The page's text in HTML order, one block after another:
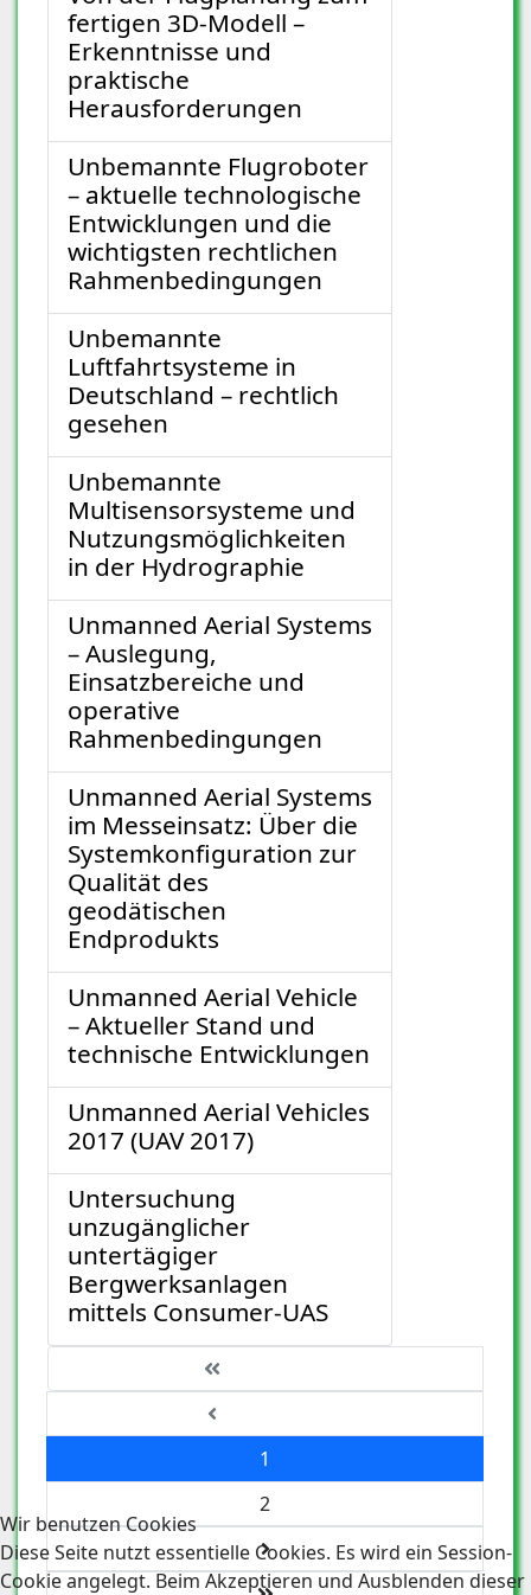
fertigen 3D-Modell –
Erkenntnisse und
praktische
Herausforderungen
Unbemannte Flugroboter
– aktuelle technologische
Entwicklungen und die
wichtigsten rechtlichen
Rahmenbedingungen
Unbemannte
Luftfahrtsysteme in
Deutschland – rechtlich
gesehen
Unbemannte
Multisensorsysteme und
Nutzungsmöglichkeiten
in der Hydrographie
Unmanned Aerial Systems
– Auslegung,
Einsatzbereiche und
operative
Rahmenbedingungen
Unmanned Aerial Systems
im Messeinsatz: Über die
Systemkonfiguration zur
Qualität des
geodätischen
Endprodukts
Unmanned Aerial Vehicle
– Aktueller Stand und
technische Entwicklungen
Unmanned Aerial Vehicles
2017 (UAV 2017)
Untersuchung
unzugänglicher
untertägiger
Bergwerksanlagen
mittels Consumer-UAS
1
2
Wir benutzen Cookies
Diese Seite nutzt essentielle Cookies. Es wird ein Session-
Cookie angelegt. Beim Akzeptieren und Ausblenden dieser